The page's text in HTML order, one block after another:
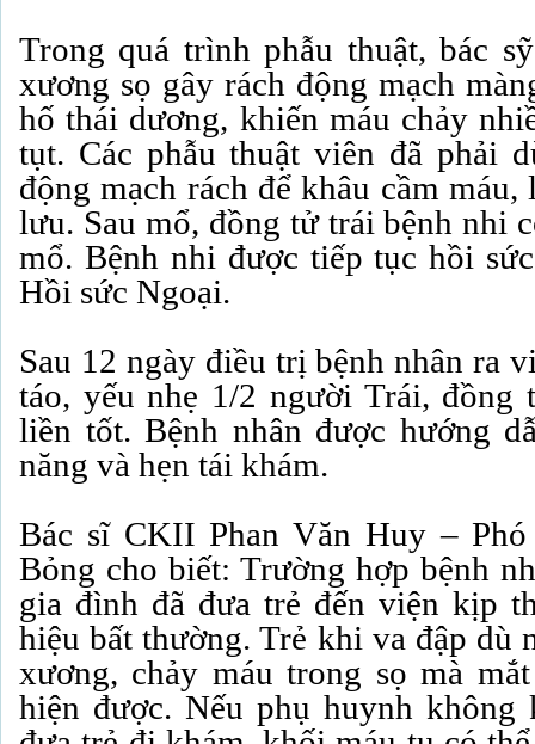
Trong quá trình phẫu thuật, bác
xương sọ gây rách động mạch
hố thái dương, khiến máu chảy
tụt. Các phẫu thuật viên đã phải
động mạch rách để khâu cầm
lưu. Sau mổ, đồng tử trái bệnh nhi
mổ. Bệnh nhi được tiếp tục hồi
Hồi sức Ngoại.
Sau 12 ngày điều trị bệnh nhân ra
táo, yếu nhẹ 1/2 người Trái, đồng
liền tốt. Bệnh nhân được hướng
năng và hẹn tái khám.
Bác sĩ CKII Phan Văn Huy –
Bỏng cho biết: Trường hợp bệnh
gia đình đã đưa trẻ đến viện kịp
hiệu bất thường. Trẻ khi va đập dù
xương, chảy máu trong sọ mà
hiện được. Nếu phụ huynh